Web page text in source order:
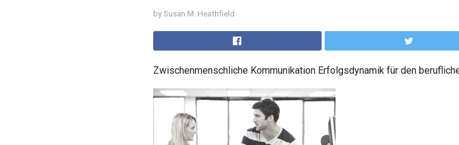
by Susan M. Heathfield
Zwischenmenschliche Kommunikation Erfolgsdynamik für den